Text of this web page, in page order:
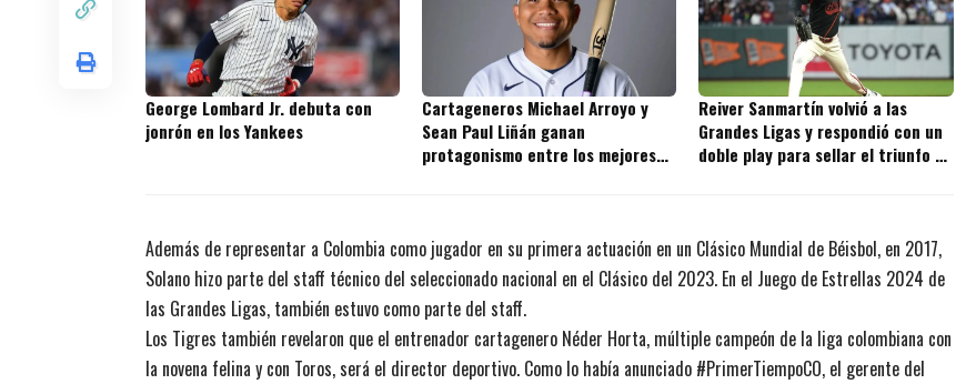
George Lombard Jr. debuta con
jonrón en los Yankees
Cartageneros Michael Arroyo y
Sean Paul Liñán ganan
protagonismo entre los mejores
Reiver Sanmartín volvió a las
Grandes Ligas y respondió con un
doble play para sellar el triunfo de
Además de representar a Colombia como jugador en su primera actuación en un Clásico Mundial de Béisbol, en 2017,
Solano hizo parte del staff técnico del seleccionado nacional en el Clásico del 2023. En el Juego de Estrellas 2024 de
las Grandes Ligas, también estuvo como parte del staff.
Los Tigres también revelaron que el entrenador cartagenero Néder Horta, múltiple campeón de la liga colombiana con
la novena felina y con Toros, será el director deportivo. Como lo había anunciado #PrimerTiempoCO, el gerente del